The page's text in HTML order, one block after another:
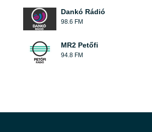
Dankó Rádió
98.6 FM
MR2 Petőfi
94.8 FM